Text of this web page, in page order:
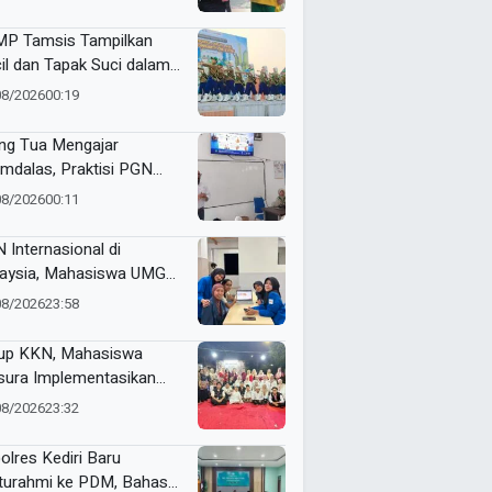
Tamsis Tampilkan
dan Tapak Suci dalam
One Event di
202600:19
Tua Mengajar
Praktisi PGN
Kenalkan Dunia
202600:11
Internasional di
Mahasiswa UMG
Website
202623:58
KKN, Mahasiswa
Implementasikan
Bin untuk Sampah
202623:32
Kediri Baru
ke PDM, Bahas